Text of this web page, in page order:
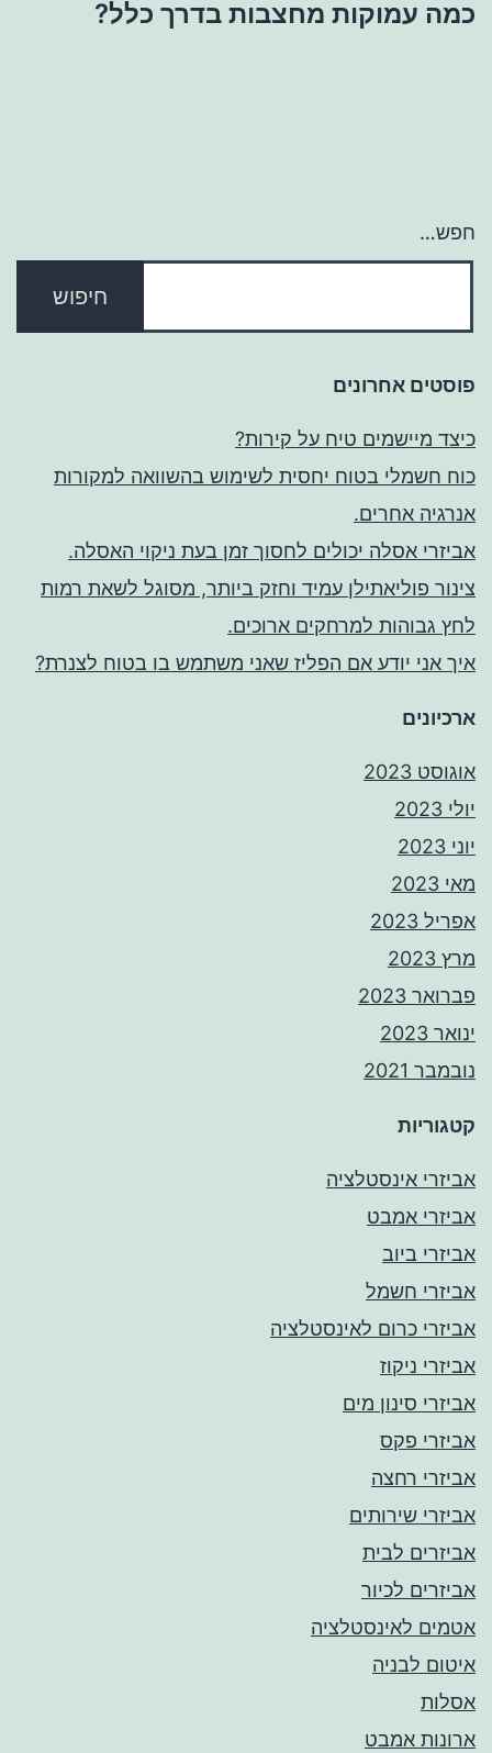
כמה עמוקות מחצבות בדרך כלל?
חפש…
פוסטים אחרונים
כיצד מיישמים טיח על קירות?
כוח חשמלי בטוח יחסית לשימוש בהשוואה למקורות
אנרגיה אחרים.
אביזרי אסלה יכולים לחסוך זמן בעת ניקוי האסלה.
צינור פוליאתילן עמיד וחזק ביותר, מסוגל לשאת רמות
לחץ גבוהות למרחקים ארוכים.
איך אני יודע אם הפליז שאני משתמש בו בטוח לצנרת?
ארכיונים
אוגוסט 2023
יולי 2023
יוני 2023
מאי 2023
אפריל 2023
מרץ 2023
פברואר 2023
ינואר 2023
נובמבר 2021
קטגוריות
אביזרי אינסטלציה
אביזרי אמבט
אביזרי ביוב
אביזרי חשמל
אביזרי כרום לאינסטלציה
אביזרי ניקוז
אביזרי סינון מים
אביזרי פקס
אביזרי רחצה
אביזרי שירותים
אביזרים לבית
אביזרים לכיור
אטמים לאינסטלציה
איטום לבניה
אסלות
ארונות אמבט